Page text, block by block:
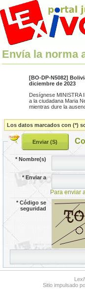
Envía la norma
[BO-DP-N5082]
diciembre de 2023
Desígnese MINISTRA
a la ciudadana Maria
mientras dure la
Los datos marcados con (*)
*Nombre(s)
*Enviar a
Para enviar
*Código se
seguridad
Sitio impulsado